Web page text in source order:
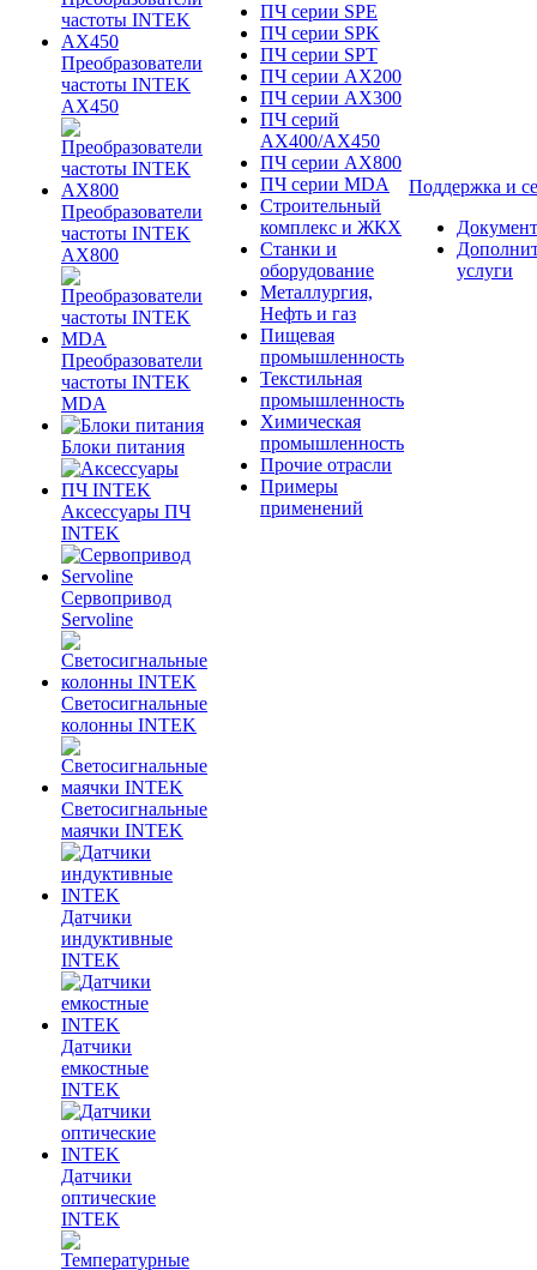
Преобразователи
частоты INTEK
AX450
Преобразователи
частоты INTEK
AX800
Преобразователи
частоты INTEK
MDA
Блоки питания
Аксессуары ПЧ
INTEK
Сервопривод
Servoline
Светосигнальные
колонны INTEK
Светосигнальные
маячки INTEK
Датчики
индуктивные
INTEK
Датчики
емкостные
INTEK
Датчики
оптические
INTEK
ПЧ серии SPE
ПЧ серии SPK
ПЧ серии SPT
ПЧ серии AX200
ПЧ серии AX300
ПЧ серий
AX400/AX450
ПЧ серии AX800
ПЧ серии MDA
Строительный
комплекс и ЖКХ
Станки и
оборудование
Металлургия,
Нефть и газ
Пищевая
промышленность
Текстильная
промышленность
Химическая
промышленность
Прочие отрасли
Примеры
применений
Поддержка и
услуги